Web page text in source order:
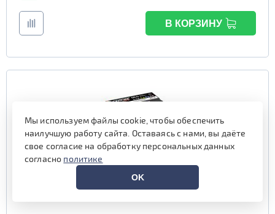
В КОРЗИНУ
Аккумулятор XTREME +EFB 66 обр (L2.0)
Мы используем файлы cookie, чтобы обеспечить
наилучшую работу сайта. Оставаясь с нами, вы даёте
свое согласие на обработку персональных данных
согласно политике
OK